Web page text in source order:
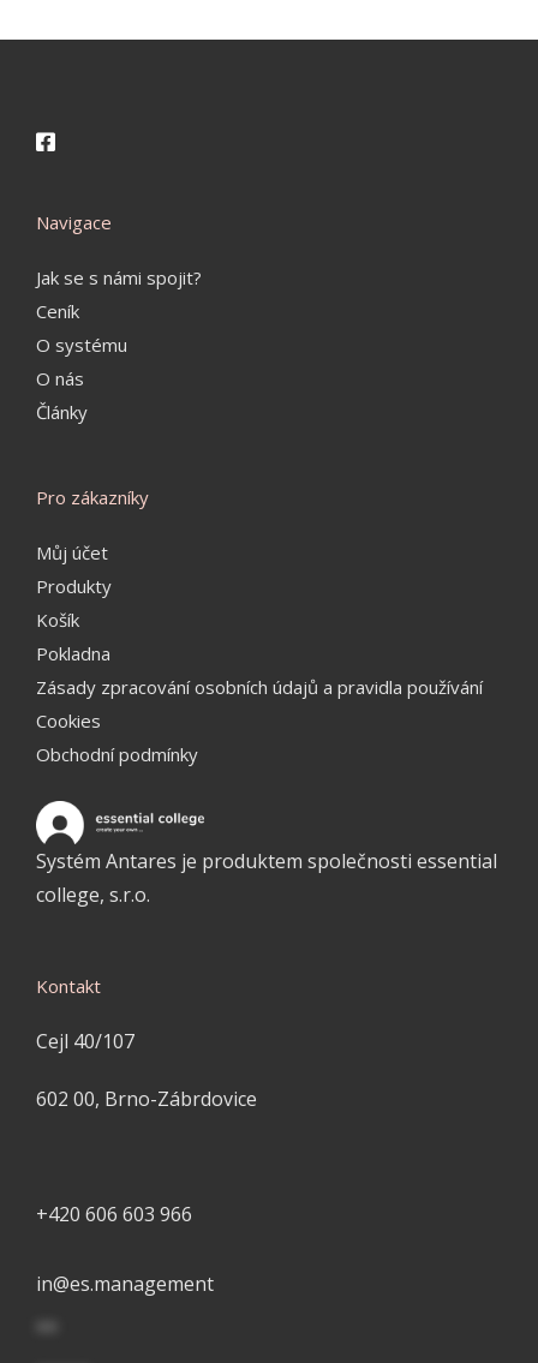
Navigace
Jak se s námi spojit?
Ceník
O systému
O nás
Články
Pro zákazníky
Můj účet
Produkty
Košík
Pokladna
Zásady zpracování osobních údajů a pravidla používání
Cookies
Obchodní podmínky
Systém Antares je produktem společnosti essential
college, s.r.o.
Kontakt
Cejl 40/107
602 00, Brno-Zábrdovice
+420 606 603 966
in@es.management